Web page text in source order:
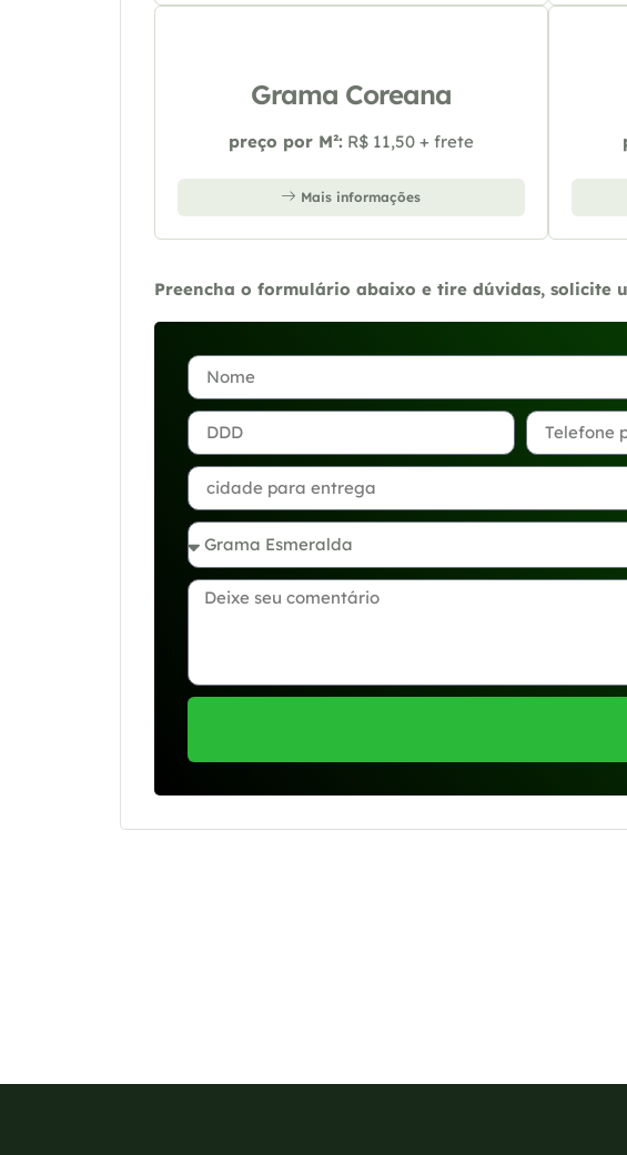
Grama Coreana
preço por M²: R$ 11,50 + frete
Mais informações
Preencha o formulário abaixo e tire dúvidas, solicite